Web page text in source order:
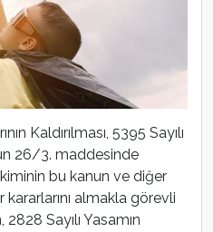
Kaldırılması, 5395 Sayılı
26/3. maddesinde
bu kanun ve diğer
almakla görevli
Sayılı Yasamın